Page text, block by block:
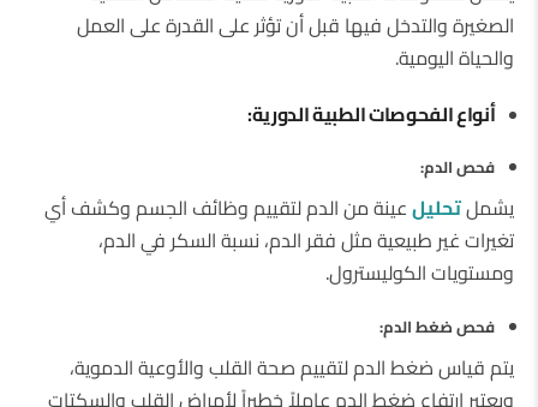
الصغيرة والتدخل فيها قبل أن تؤثر على القدرة على العمل
والحياة اليومية.
أنواع الفحوصات الطبية الدورية:
فحص الدم:
يشملتحليلعينة من الدم لتقييم وظائف الجسم وكشف أي
تغيرات غير طبيعية مثل فقر الدم، نسبة السكر في الدم،
ومستويات الكوليسترول.
فحص ضغط الدم:
يتم قياس ضغط الدم لتقييم صحة القلب والأوعية الدموية،
ويعتبر ارتفاع ضغط الدم عاملاً خطيراً لأمراض القلب والسكتات